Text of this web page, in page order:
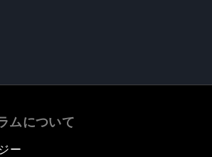
ムについて
ー